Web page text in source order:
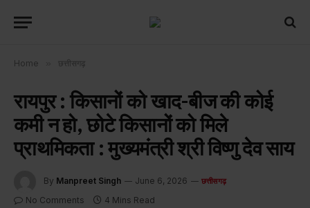
Home छत्तीसगढ़
रायपुर : किसानों को खाद-बीज की कोई
कमी न हो, छोटे किसानों को मिले
प्राथमिकता : मुख्यमंत्री श्री विष्णु देव साय
By Manpreet Singh June 6, 2026 छत्तीसगढ़
No Comments 4 Mins Read